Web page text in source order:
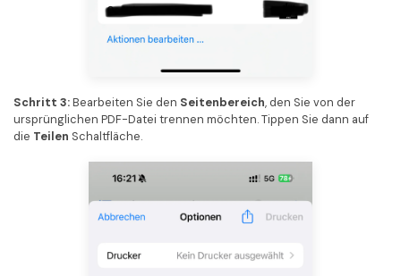
Schritt 3:Bearbeiten Sie den Seitenbereich, den Sie von der
ursprünglichen PDF-Datei trennen möchten. Tippen Sie dann auf
die Teilen Schaltfläche.